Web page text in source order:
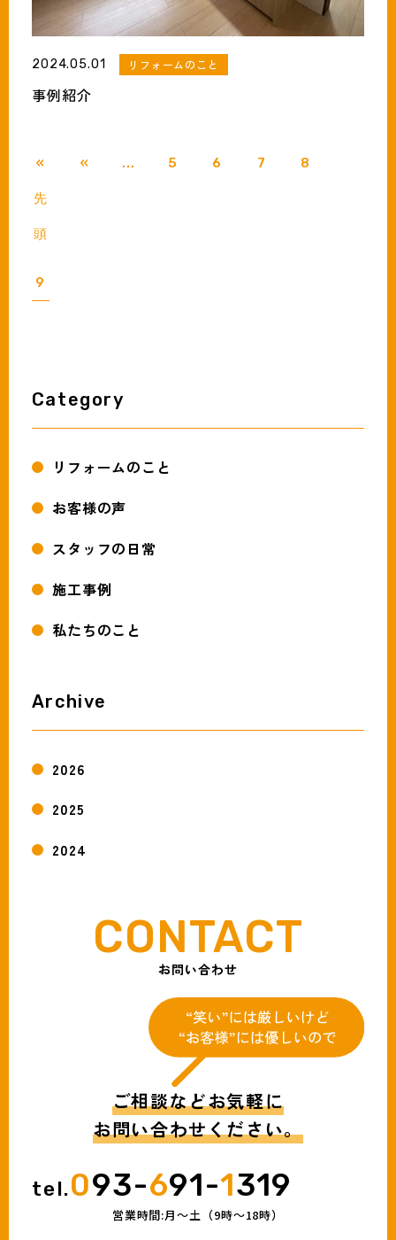
2024.05.01 リフォームのこと
事例紹介
«
先
頭
« ... 5 6 7 8
9
Category
リフォームのこと
お客様の声
スタッフの日常
施工事例
私たちのこと
Archive
2026
2025
2024
お問い合わせ
ご相談などお気軽に
お問い合わせください。
tel.093-691-1319
営業時間:月〜土（9時〜18時）